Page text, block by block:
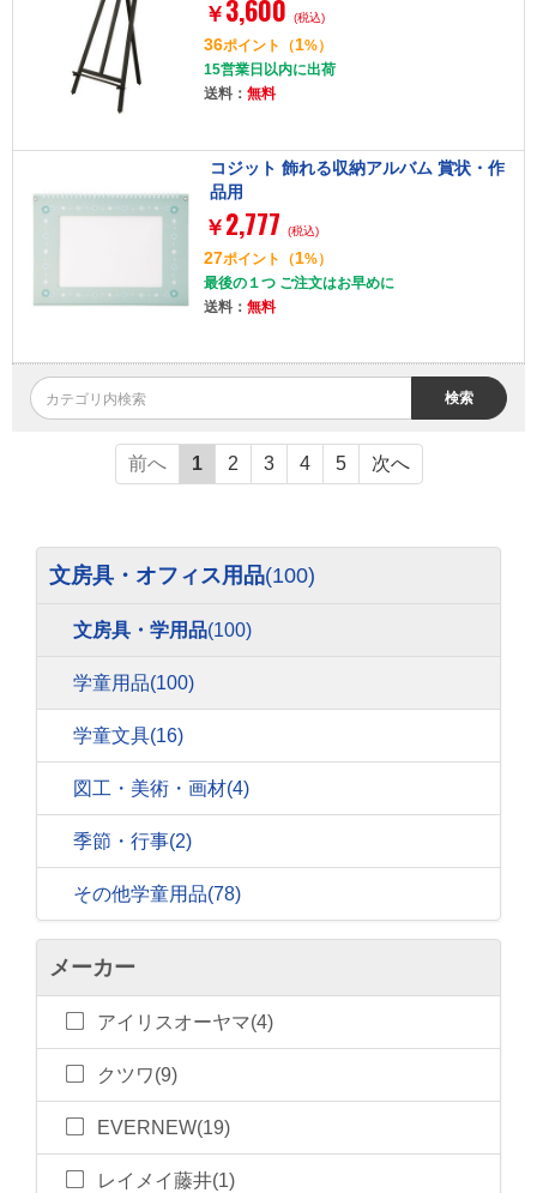
￥ 3,600 (税込)
36ポイント （1%）
15営業日以内に出荷
送料： 無料
コジット 飾れる収納アルバム 賞状・作
品用
￥ 2,777 (税込)
27ポイント （1%）
最後の１つ ご注文はお早めに
送料： 無料
検索
前へ 1 2 3 4 5 次へ
文房具・オフィス用品(100)
文房具・学用品(100)
学童用品(100)
学童文具(16)
図工・美術・画材(4)
季節・行事(2)
その他学童用品(78)
メーカー
アイリスオーヤマ(4)
クツワ(9)
EVERNEW(19)
レイメイ藤井(1)